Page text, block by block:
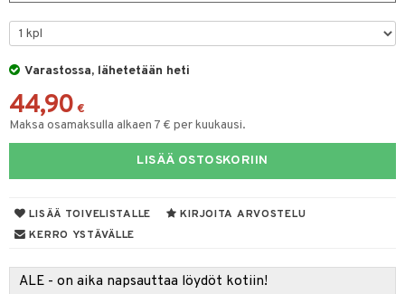
Varastossa, lähetetään heti
44,90 €
Maksa osamaksulla alkaen 7 € per kuukausi.
LISÄÄ OSTOSKORIIN
LISÄÄ TOIVELISTALLE
KIRJOITA ARVOSTELU
KERRO YSTÄVÄLLE
ALE - on aika napsauttaa löydöt kotiin!
& Kulhot
Siivous
& Vihannesveitset
tarvikkeita
koristelu